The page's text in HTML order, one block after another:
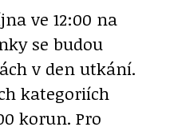
ve 12:00 na
se budou
v den utkání.
kategoriích
korun. Pro